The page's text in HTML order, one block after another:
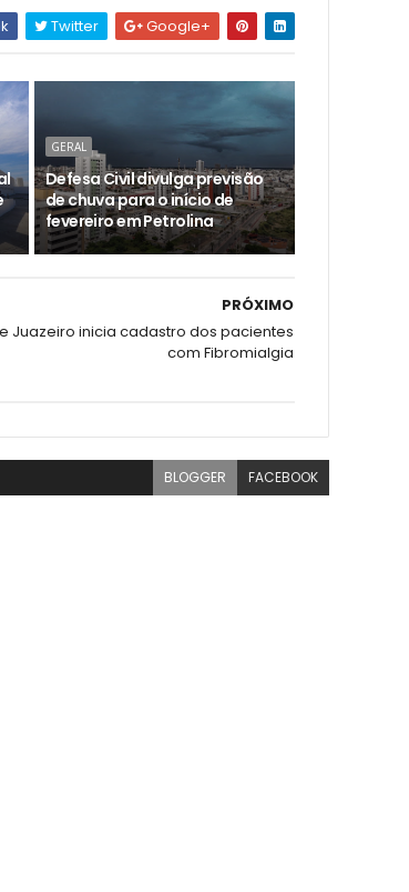
Twitter Google+
GERAL
Defesa Civil divulga previsão
de chuva para o início de
fevereiro em Petrolina
PRÓXIMO
Juazeiro inicia cadastro dos pacientes
com Fibromialgia
BLOGGER FACEBOOK